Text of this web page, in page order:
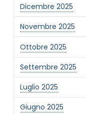
Dicembre 2025
Novembre 2025
Ottobre 2025
Settembre 2025
Luglio 2025
Giugno 2025